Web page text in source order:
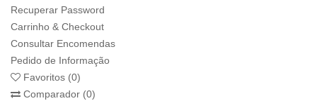
Recuperar Password
Carrinho & Checkout
Consultar Encomendas
Pedido de Informação
Favoritos (0)
Comparador (0)